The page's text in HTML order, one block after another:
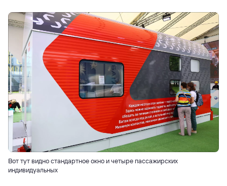
Вот тут видно стандартное окно и четыре пассажирских
индивидуальных